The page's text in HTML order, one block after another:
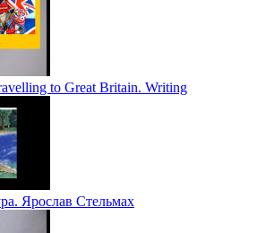
to Great Britain. Writing
Ярослав Стельмах